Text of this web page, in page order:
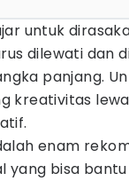
untuk
dilewati dan
panjang.
kreativitas
enam
yang bisa